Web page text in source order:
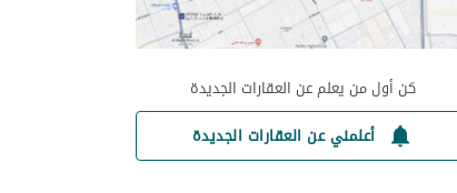
كن أول من يعلم عن العقارات الجديدة
أعلمني عن العقارات الجديدة